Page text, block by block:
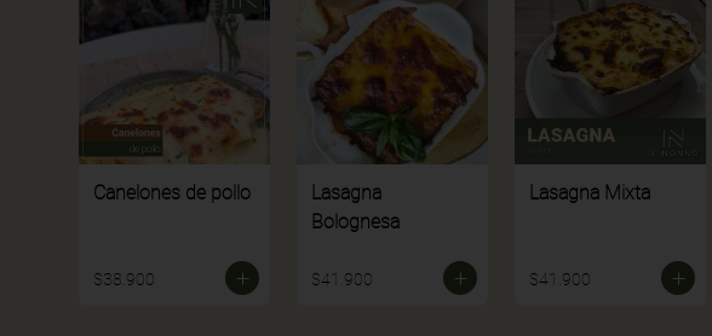
Canelones de pollo
$38.900
Lasagna
Bolognesa
$41.900
Lasagna Mixta
$41.900